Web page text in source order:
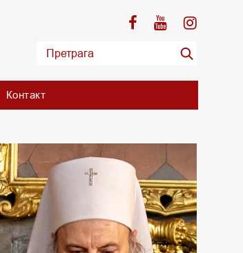
Контакт